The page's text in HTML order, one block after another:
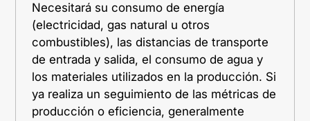
Necesitará su consumo de energía
(electricidad, gas natural u otros
combustibles), las distancias de transporte
de entrada y salida, el consumo de agua y
los materiales utilizados en la producción. Si
ya realiza un seguimiento de las métricas de
producción o eficiencia, generalmente